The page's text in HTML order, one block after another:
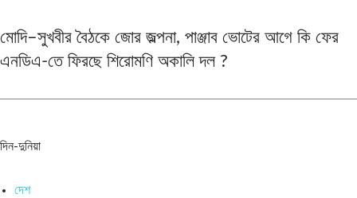
মোদি–সুখবীর বৈঠকে জোর জল্পনা, পাঞ্জাব ভোটের আগে কি ফের
এনডিএ-তে ফিরছে শিরোমণি অকালি দল ?
দিন-দুনিয়া
দেশ